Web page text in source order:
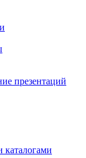
презентаций
каталогами